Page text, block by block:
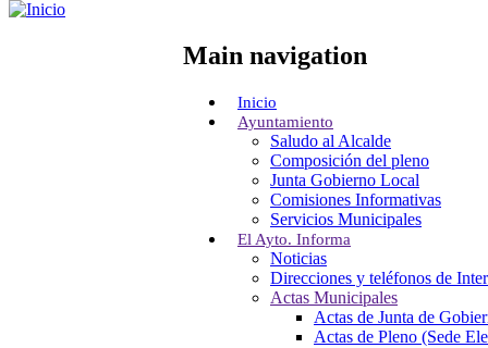
Pasar al contenido principal
Main navigation
Inicio
Ayuntamiento
Saludo al Alcalde
Composición del pleno
Junta Gobierno Local
Comisiones Informativas
Servicios Municipales
El Ayto. Informa
Noticias
Direcciones y teléfonos de
Actas Municipales
Actas de Junta de
Actas de Pleno (Sede